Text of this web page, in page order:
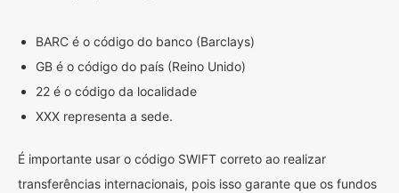
BARC é o código do banco (Barclays)
GB é o código do país (Reino Unido)
22 é o código da localidade
XXX representa a sede.
É importante usar o código SWIFT correto ao realizar
transferências internacionais, pois isso garante que os fundos